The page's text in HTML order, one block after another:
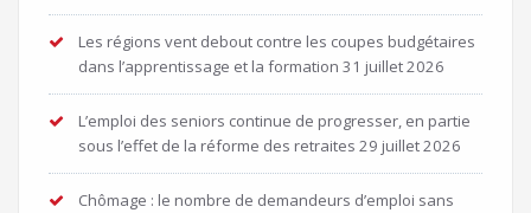
Les régions vent debout contre les coupes budgétaires
dans l’apprentissage et la formation 31 juillet 2026
L’emploi des seniors continue de progresser, en partie
sous l’effet de la réforme des retraites 29 juillet 2026
Chômage : le nombre de demandeurs d’emploi sans